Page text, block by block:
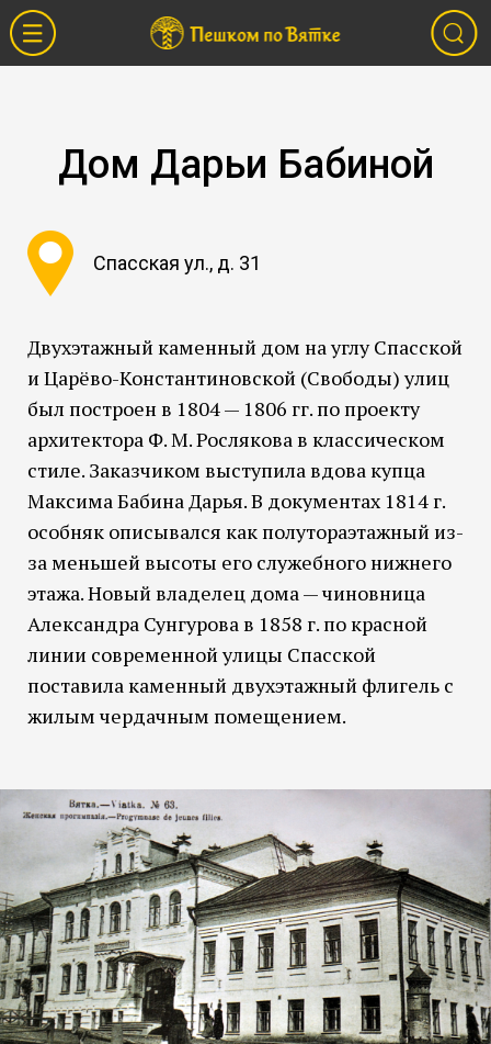
Дом Дарьи Бабиной
Спасская ул., д. 31
Двухэтажный каменный дом на углу Спасской
и Царёво-Константиновской (Свободы) улиц
был построен в 1804 — 1806 гг. по проекту
архитектора Ф. М. Рослякова в классическом
стиле. Заказчиком выступила вдова купца
Максима Бабина Дарья. В документах 1814 г.
особняк описывался как полутораэтажный из-
за меньшей высоты его служебного нижнего
этажа. Новый владелец дома — чиновница
Александра Сунгурова в 1858 г. по красной
линии современной улицы Спасской
поставила каменный двухэтажный флигель с
жилым чердачным помещением.